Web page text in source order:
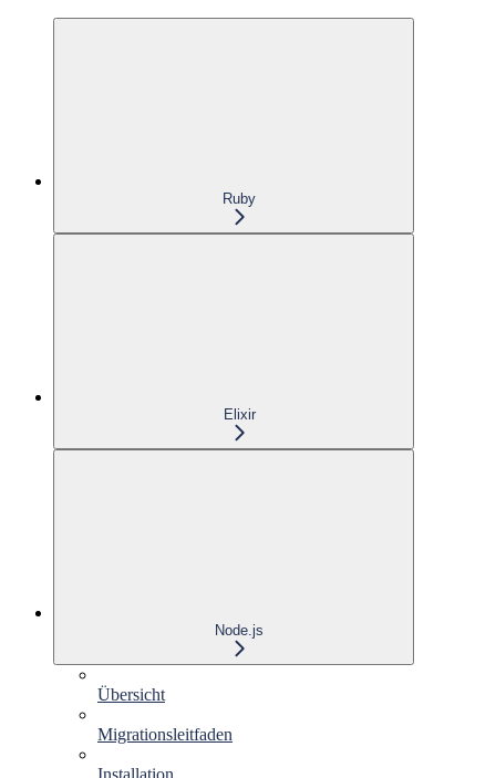
Ruby
Elixir
Node.js
Übersicht
Migrationsleitfaden
Installation